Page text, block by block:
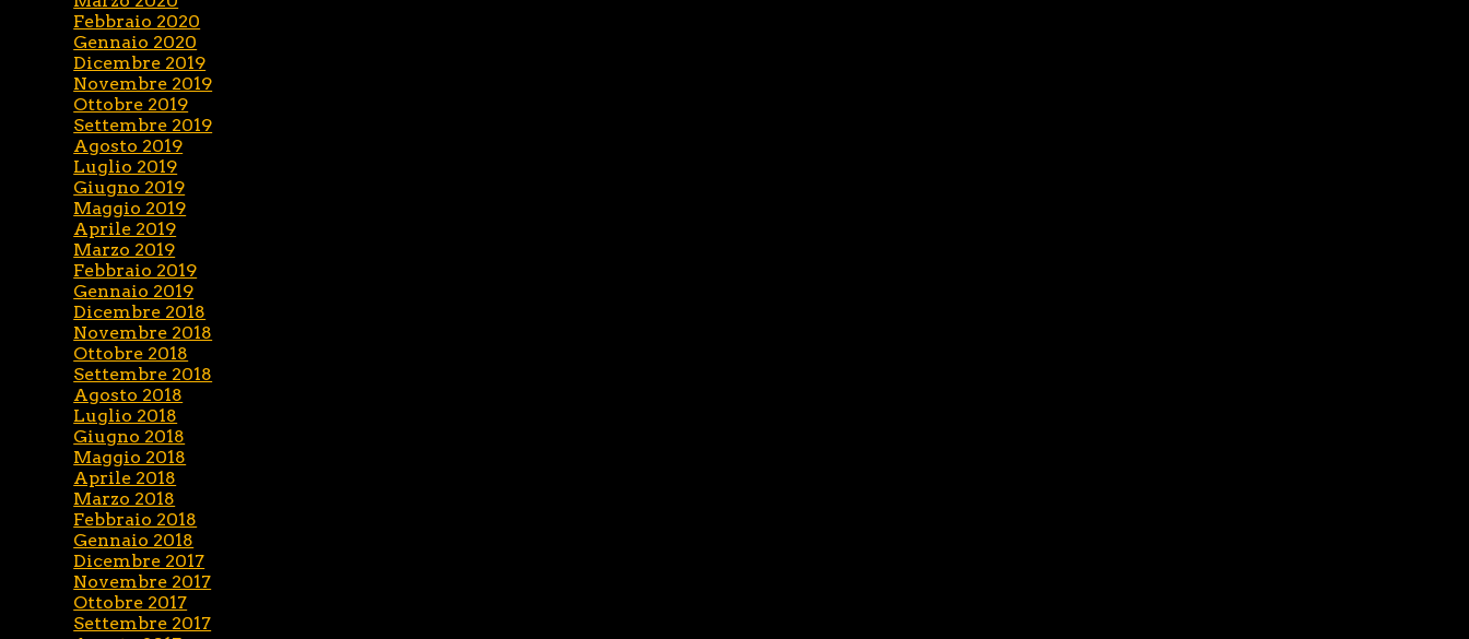
Febbraio 2020
Gennaio 2020
Dicembre 2019
Novembre 2019
Ottobre 2019
Settembre 2019
Agosto 2019
Luglio 2019
Giugno 2019
Maggio 2019
Aprile 2019
Marzo 2019
Febbraio 2019
Gennaio 2019
Dicembre 2018
Novembre 2018
Ottobre 2018
Settembre 2018
Agosto 2018
Luglio 2018
Giugno 2018
Maggio 2018
Aprile 2018
Marzo 2018
Febbraio 2018
Gennaio 2018
Dicembre 2017
Novembre 2017
Ottobre 2017
Settembre 2017